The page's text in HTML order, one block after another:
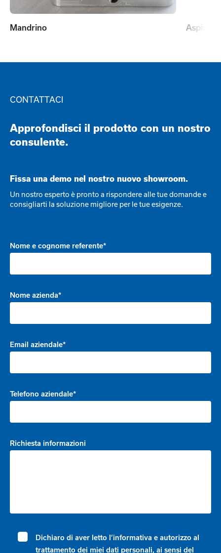
Mandrino Aspira
CONTATTACI
Approfondisci il prodotto con un nostro
consulente.
Fissa una demo nel nostro nuovo showroom.
Un nostro esperto è pronto a rispondere alle tue domande e
consigliarti la soluzione migliore per le tue esigenze.
Nome e cognome referente*
Nome azienda*
Email aziendale*
Telefono aziendale*
Richiesta informazioni
Dichiaro di aver letto l’informativa e autorizzo al
trattamento dei miei dati personali, ai sensi del